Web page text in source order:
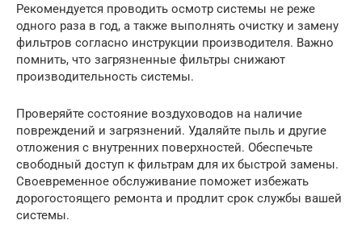
Рекомендуется проводить осмотр системы не реже
одного раза в год, а также выполнять очистку и замену
фильтров согласно инструкции производителя. Важно
помнить, что загрязненные фильтры снижают
производительность системы.
Проверяйте состояние воздуховодов на наличие
повреждений и загрязнений. Удаляйте пыль и другие
отложения с внутренних поверхностей. Обеспечьте
свободный доступ к фильтрам для их быстрой замены.
Своевременное обслуживание поможет избежать
дорогостоящего ремонта и продлит срок службы вашей
системы.